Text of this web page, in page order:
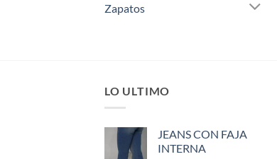
Zapatos
LO ULTIMO
JEANS CON FAJA
INTERNA